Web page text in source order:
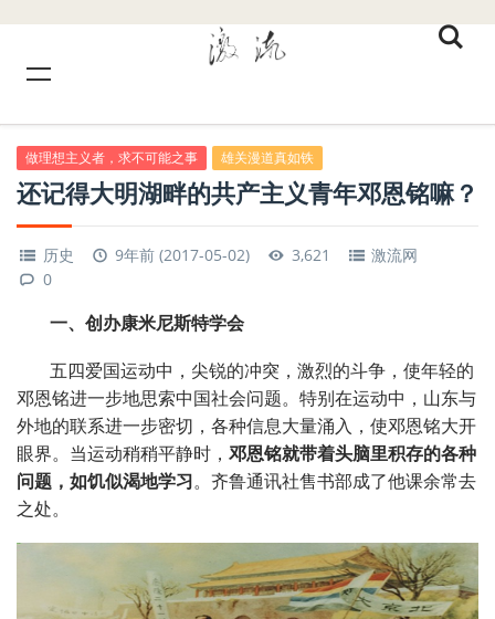
做理想主义者，求不可能之事 雄关漫道真如铁
还记得大明湖畔的共产主义青年邓恩铭嘛？
历史 9年前 (2017-05-02) 3,621
激流网
0
一、创办康米尼斯特学会
五四爱国运动中，尖锐的冲突，激烈的斗争，使年轻的
邓恩铭进一步地思索中国社会问题。特别在运动中，山东与
外地的联系进一步密切，各种信息大量涌入，使邓恩铭大开
眼界。当运动稍稍平静时， 邓恩铭就带着头脑里积存的各种
问题，如饥似渴地学习 。齐鲁通讯社售书部成了他课余常去
之处。